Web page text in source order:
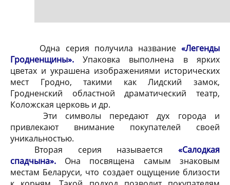
Одна серия получила название«Легенды
Гродненщины». Упаковка выполнена в ярких
цветах и украшена изображениями исторических
мест Гродно, такими как Лидский замок,
Гродненский областной драматический театр,
Коложская церковь и др.
Эти символы передают дух города и
привлекают внимание покупателей своей
уникальностью.
Вторая серия называется «Салодкая
спадчына». Она посвящена самым знаковым
местам Беларуси, что создает ощущение близости